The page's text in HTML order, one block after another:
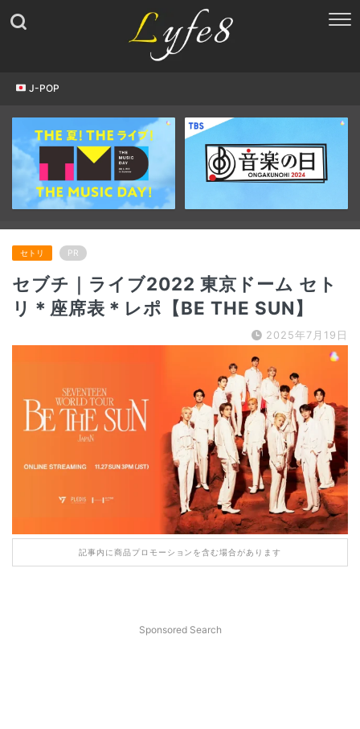
J-POP
セトリ PR
セブチ｜ライブ2022 東京ドーム セト
リ＊座席表＊レポ【BE THE SUN】
2025年7月19日
記事内に商品プロモーションを含む場合があります
Sponsored Search